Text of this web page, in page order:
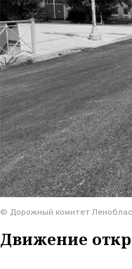
© Дорожный комитет
Движение